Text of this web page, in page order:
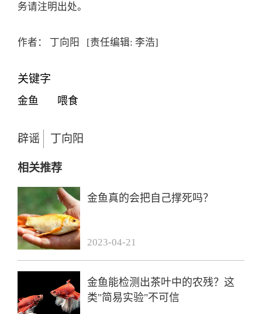
务请注明出处。
作者： 丁向阳 [责任编辑: 李浩]
关键字
金鱼 喂食
辟谣 丁向阳
相关推荐
金鱼真的会把自己撑死吗？
2023-04-21
金鱼能检测出茶叶中的农残？这
类"简易实验"不可信